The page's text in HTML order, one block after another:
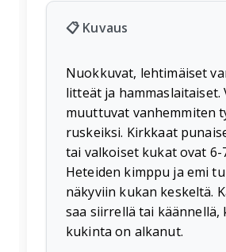
📋 Kuvaus
Nuokkuvat, lehtimäiset
litteät ja hammaslaitaiset.
muuttuvat vanhemmiten
ruskeiksi. Kirkkaat
tai valkoiset kukat ovat 6-
Heteiden kimppu ja emi
näkyviin kukan keskeltä.
saa siirrellä tai käännellä,
kukinta on alkanut.